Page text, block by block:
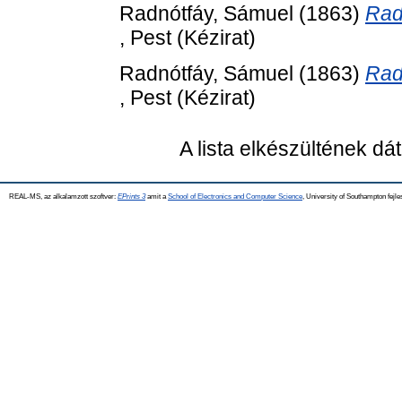
Radnótfáy, Sámuel (1863)
, Pest (Kézirat)
Radnótfáy, Sámuel (1863)
, Pest (Kézirat)
A lista elkészültének
REAL-MS, az alkalamzott szoftver: EPrints 3amit a School of Electronics and Computer Science , University of Southampton